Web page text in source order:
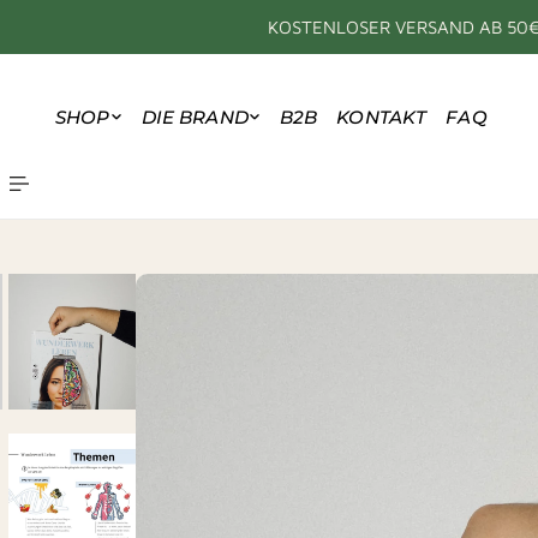
KOSTENLOSER VERSAND AB
SHOP DIE BRAND B2B KONTAKT FAQ